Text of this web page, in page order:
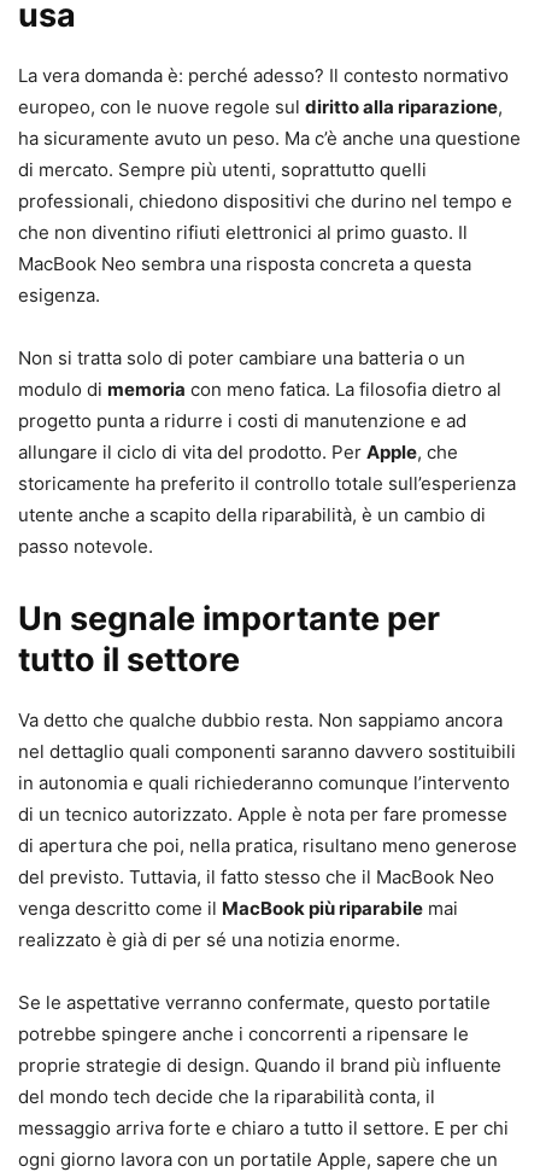
usa
La vera domanda è: perché adesso? Il contesto normativo
europeo, con le nuove regole sul diritto alla riparazione,
ha sicuramente avuto un peso. Ma c’è anche una questione
di mercato. Sempre più utenti, soprattutto quelli
professionali, chiedono dispositivi che durino nel tempo e
che non diventino rifiuti elettronici al primo guasto. Il
MacBook Neo sembra una risposta concreta a questa
esigenza.
Non si tratta solo di poter cambiare una batteria o un
modulo di memoria con meno fatica. La filosofia dietro al
progetto punta a ridurre i costi di manutenzione e ad
allungare il ciclo di vita del prodotto. Per Apple, che
storicamente ha preferito il controllo totale sull’esperienza
utente anche a scapito della riparabilità, è un cambio di
passo notevole.
Un segnale importante per
tutto il settore
Va detto che qualche dubbio resta. Non sappiamo ancora
nel dettaglio quali componenti saranno davvero sostituibili
in autonomia e quali richiederanno comunque l’intervento
di un tecnico autorizzato. Apple è nota per fare promesse
di apertura che poi, nella pratica, risultano meno generose
del previsto. Tuttavia, il fatto stesso che il MacBook Neo
venga descritto come il MacBook più riparabile mai
realizzato è già di per sé una notizia enorme.
Se le aspettative verranno confermate, questo portatile
potrebbe spingere anche i concorrenti a ripensare le
proprie strategie di design. Quando il brand più influente
del mondo tech decide che la riparabilità conta, il
messaggio arriva forte e chiaro a tutto il settore. E per chi
ogni giorno lavora con un portatile Apple, sapere che un